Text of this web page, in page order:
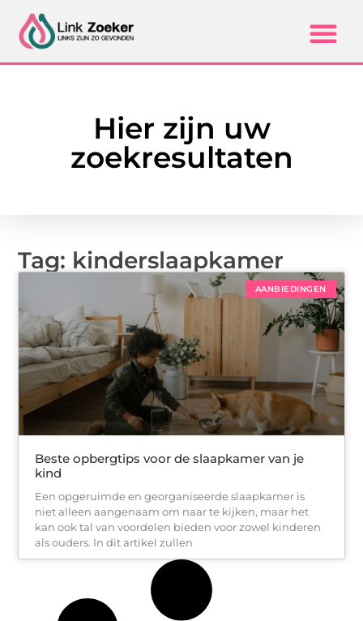
Hier zijn uw
zoekresultaten
Tag: kinderslaapkamer
AANBIEDINGEN
Beste opbergtips voor de slaapkamer van je
kind
Een opgeruimde en georganiseerde slaapkamer is
niet alleen aangenaam om naar te kijken, maar het
kan ook tal van voordelen bieden voor zowel kinderen
als ouders. In dit artikel zullen